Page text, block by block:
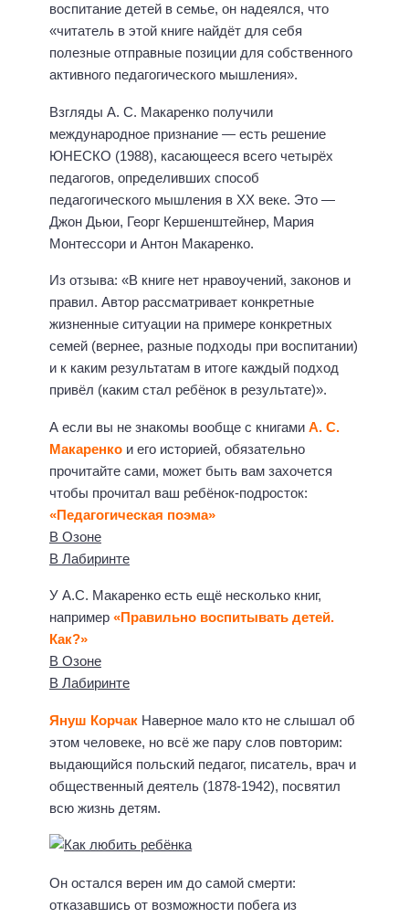
воспитание детей в семье, он надеялся, что
«читатель в этой книге найдёт для себя
полезные отправные позиции для собственного
активного педагогического мышления».
Взгляды А. С. Макаренко получили
международное признание — есть решение
ЮНЕСКО (1988), касающееся всего четырёх
педагогов, определивших способ
педагогического мышления в ХХ веке. Это —
Джон Дьюи, Георг Кершенштейнер, Мария
Монтессори и Антон Макаренко.
Из отзыва: «В книге нет нравоучений, законов и
правил. Автор рассматривает конкретные
жизненные ситуации на примере конкретных
семей (вернее, разные подходы при воспитании)
и к каким результатам в итоге каждый подход
привёл (каким стал ребёнок в результате)».
А если вы не знакомы вообще с книгами А. С.
Макаренко и его историей, обязательно
прочитайте сами, может быть вам захочется
чтобы прочитал ваш ребёнок-подросток:
«Педагогическая поэма»
В Озоне
В Лабиринте
У А.С. Макаренко есть ещё несколько книг,
например «Правильно воспитывать детей.
Как?»
В Озоне
В Лабиринте
Януш Корчак Наверное мало кто не слышал об
этом человеке, но всё же пару слов повторим:
выдающийся польский педагог, писатель, врач и
общественный деятель (1878-1942), посвятил
всю жизнь детям.
Он остался верен им до самой смерти:
отказавшись от возможности побега из